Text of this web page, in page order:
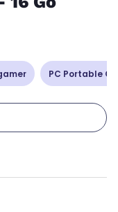
PC Portable